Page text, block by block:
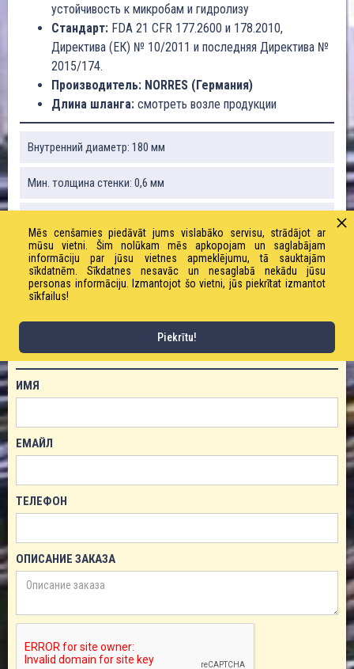
устойчивость к микробам и гидролизу
Стандарт: FDA 21 CFR 177.2600 и 178.2010,
Директива (ЕК) № 10/2011 и последняя Директива №
2015/174.
Производитель: NORRES (Германия)
Длина шланга: смотреть возле продукции
Внутренний диаметр: 180 мм
Мин. толщина стенки: 0,6 мм
Вес: 1170 г / м
Длина рулона: 10, 15 м
ЗАКАЗАТЬ ТОВАР!
ИМЯ
ЕМАЙЛ
ТЕЛЕФОН
ОПИСАНИЕ ЗАКАЗА
Mēs cenšamies piedāvāt jums vislabāko servisu, strādājot ar
mūsu vietni. Šim nolūkam mēs apkopojam un saglabājam
informāciju par jūsu vietnes apmeklējumu, tā sauktajām
sīkdatnēm. Sīkdatnes nesavāc un nesaglabā nekādu jūsu
personas informāciju. Izmantojot šo vietni, jūs piekrītat izmantot
sīkfailus!
Piekrītu!